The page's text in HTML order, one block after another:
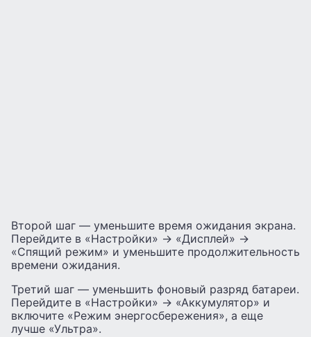
Второй шаг — уменьшите время ожидания экрана.
Перейдите в «Настройки» -> «Дисплей» ->
«Спящий режим» и уменьшите продолжительность
времени ожидания.
Третий шаг — уменьшить фоновый разряд батареи.
Перейдите в «Настройки» -> «Аккумулятор» и
включите «Режим энергосбережения», а еще
лучше «Ультра».